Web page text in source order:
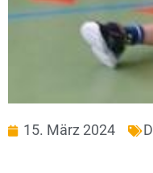
15. März 2024